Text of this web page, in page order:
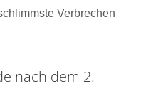
Verbrechen
nach dem 2.